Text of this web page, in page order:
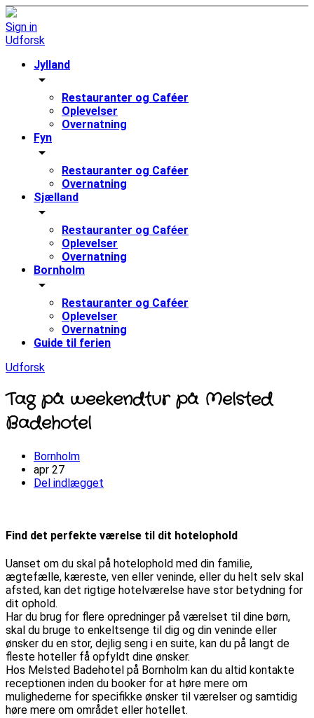
Sign in
Udforsk
Jylland
arrow_drop_down
Restauranter og Caféer
Oplevelser
Overnatning
Fyn
arrow_drop_down
Restauranter og Caféer
Overnatning
Sjælland
arrow_drop_down
Restauranter og Caféer
Oplevelser
Overnatning
Bornholm
arrow_drop_down
Restauranter og Caféer
Oplevelser
Overnatning
Guide til ferien
Udforsk
Tag på weekendtur på Melsted
Badehotel
Bornholm
apr 27
Del indlægget
Find det perfekte værelse til dit hotelophold
Uanset om du skal på hotelophold med din familie,
ægtefælle, kæreste, ven eller veninde, eller du helt selv skal
afsted, kan det rigtige hotelværelse have stor betydning for
dit ophold.
Har du brug for flere opredninger på værelset til dine børn,
skal du bruge to enkeltsenge til dig og din veninde eller
ønsker du en stor, dejlig seng i en suite, kan du på langt de
fleste hoteller få opfyldt dine ønsker.
Hos Melsted Badehotel på Bornholm kan du altid kontakte
receptionen inden du booker for at høre mere om
mulighederne for specifikke ønsker til værelser og samtidig
høre mere om området eller hotellet.